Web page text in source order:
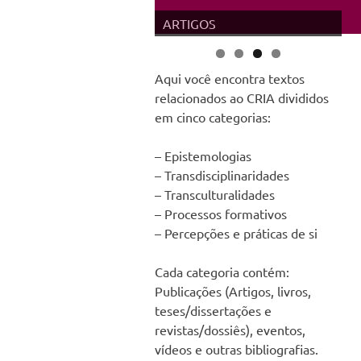
ARTIGOS
Aqui você encontra textos
relacionados ao CRIA divididos
em cinco categorias:
– Epistemologias
– Transdisciplinaridades
– Transculturalidades
– Processos formativos
– Percepções e práticas de si
Cada categoria contém:
Publicações (Artigos, livros,
teses/dissertações e
revistas/dossiês), eventos,
vídeos e outras bibliografias.